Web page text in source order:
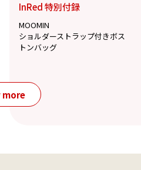
InRed 特別付録
MOOMIN
ショルダーストラップ付きボス
トンバッグ
more